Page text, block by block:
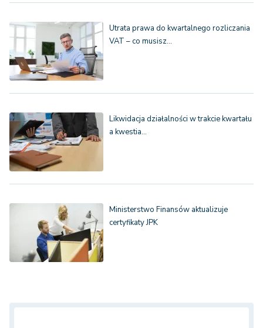
Utrata prawa do kwartalnego rozliczania
VAT – co musisz…
Likwidacja działalności w trakcie kwartału
a kwestia…
Ministerstwo Finansów aktualizuje
certyfikaty JPK